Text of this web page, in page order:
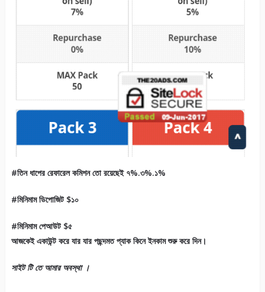
#তিন ধাপের রেফারেল কমিশন তো রয়েছেই ৭%.৩%.১%
#মিনিমাম ডিপোজিট $১০
#মিনিমাম পেআউট $৫
আজকেই একাউন্ট করে যার যার পছন্দমত প্যাক কিনে ইনকাম শুরু করে দিন।
সাইট টি তে আমার অবস্থা ।